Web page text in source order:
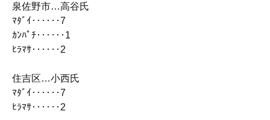
泉佐野市…高谷氏
ﾏﾀﾞｲ‥‥‥7
ｶﾝﾊﾟﾁ‥‥‥1
ﾋﾗﾏｻ‥‥‥2
住吉区…小西氏
ﾏﾀﾞｲ‥‥‥7
ﾋﾗﾏｻ‥‥‥2